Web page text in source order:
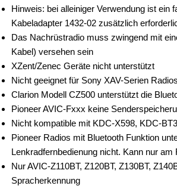
Hinweis: bei alleiniger Verwendung ist
Kabeladapter 1432-02 zusätzlich
Das Nachrüstradio muss zwingend mit
Kabel) versehen sein
XZent/Zenec Geräte nicht unterstützt
Nicht geeignet für Sony XAV-Serien
Clarion Modell CZ500 unterstützt die
Pioneer AVIC-Fxxx keine
Nicht kompatible mit KDC-X598, KDC-
Pioneer Radios mit Bluetooth Funktion
Lenkradfernbedienung nicht. Kann nur
Nur AVIC-Z110BT, Z120BT, Z130BT,
Spracherkennung